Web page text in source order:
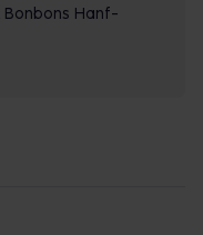
Bonbons Hanf-